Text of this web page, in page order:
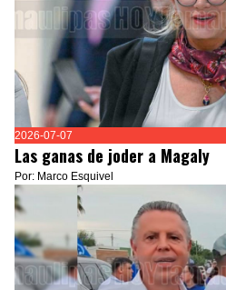
2026-07-07
Las ganas de joder a Magaly
Por: Marco Esquivel